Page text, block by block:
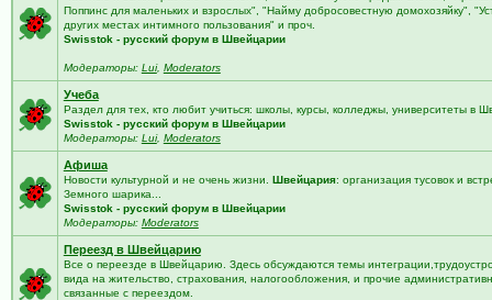
Поппинс для маленьких и взрослых", "Найму добросовестную домохозяйку",
других местах интимного пользования" и проч.
Swisstok - русский форум в Швейцарии
Модераторы: Lui, Moderators
Учеба
Раздел для тех, кто любит учиться: школы, курсы, колледжы, университеты в
Swisstok - русский форум в Швейцарии
Модераторы: Lui, Moderators
Афиша
Новости культурной и не очень жизни. Швейцария: организация тусовок и
Земного шарика...
Swisstok - русский форум в Швейцарии
Модераторы: Moderators
Переезд в Швейцарию
Все о переезде в Швейцарию. Здесь обсуждаются темы
вида на жительство, страхования, налогообложения, и прочие
связанные с переездом.